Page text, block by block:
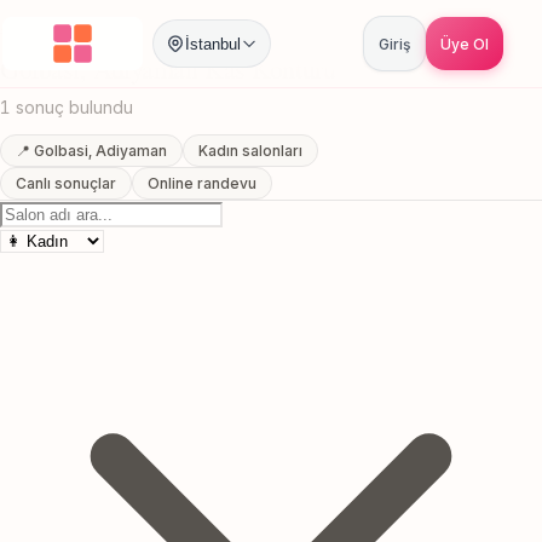
İstanbul Giriş Üye Ol
Anasayfa / Adiyaman / /
Golbasi, Adiyaman Kas Konturu
1 sonuç bulundu
📍 Golbasi, Adiyaman
Kadın salonları
Canlı sonuçlar
Online randevu